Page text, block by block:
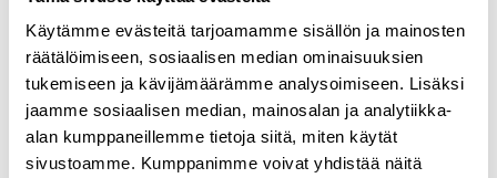
Käytämme evästeitä tarjoamamme sisällön ja mainosten
räätälöimiseen, sosiaalisen median ominaisuuksien
tukemiseen ja kävijämäärämme analysoimiseen. Lisäksi
jaamme sosiaalisen median, mainosalan ja analytiikka-
alan kumppaneillemme tietoja siitä, miten käytät
sivustoamme. Kumppanimme voivat yhdistää näitä